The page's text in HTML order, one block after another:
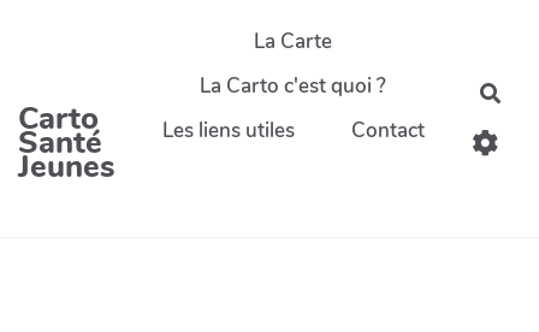
Carto
Santé
Jeunes
La Carte
La Carto c'est quoi ?
Les liens utiles
Contact